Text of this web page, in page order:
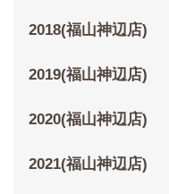
2018(福山神辺店)
2019(福山神辺店)
2020(福山神辺店)
2021(福山神辺店)